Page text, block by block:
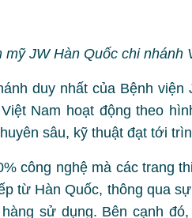
mỹ JW Hàn Quốc chi nhánh
duy nhất của Bệnh viện
Nam hoạt động theo
sâu, kỹ thuật đạt tới
công nghệ mà các trang
từ Hàn Quốc, thông qua
sử dụng. Bên cạnh